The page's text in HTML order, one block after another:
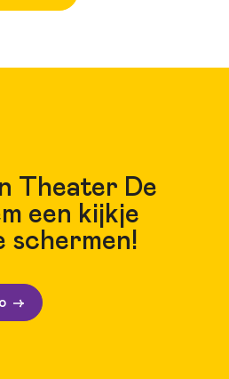
Theater De
een kijkje
schermen!